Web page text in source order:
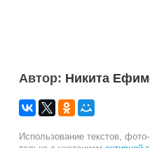
Автор: Никита
Использование текстов,